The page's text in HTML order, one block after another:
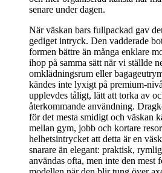
senare under dagen.
När väskan bars fullpackad gav
gediget intryck. Den vadderade
formen bättre än många enklare
ihop på samma sätt när vi ställde
omklädningsrum eller
kändes inte lyxigt på premium-
upplevdes tåligt, lätt att torka av
återkommande användning.
för det mesta smidigt och väskan
mellan gym, jobb och kortare
helhetsintrycket att detta är en
snarare än elegant: praktisk,
användas ofta, men inte den mest